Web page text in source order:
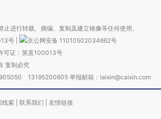
进行转载、摘编、复制及建立镜像等任何使用。
号
京公网安备 11010502034662号
可证：第直100013号
复制必究
13195200605 举报邮箱：laixin@caixin.com
线索 联系我们 友情链接